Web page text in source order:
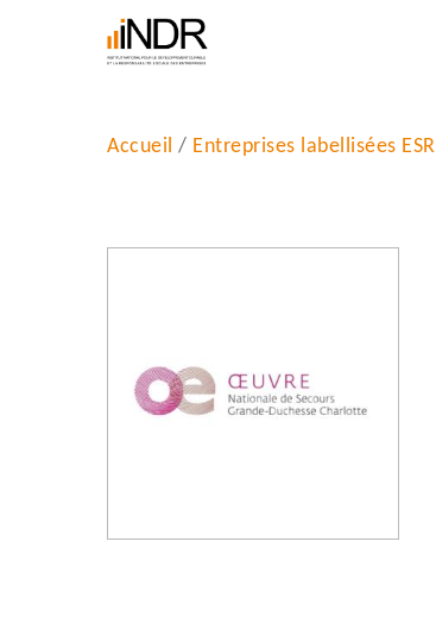
Accueil / Entreprises labellisées ESR